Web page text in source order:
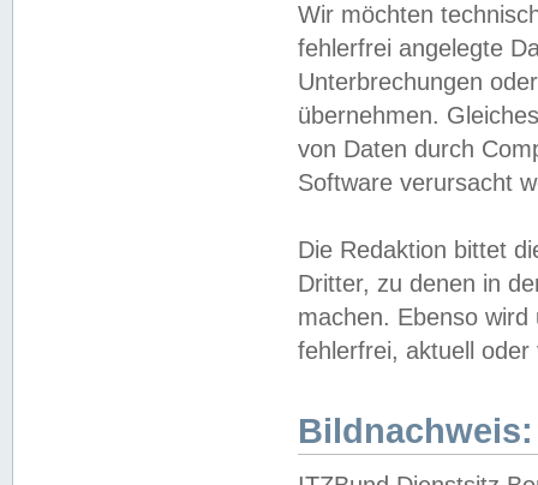
Wir möchten
fehlerfrei angelegte
Unterbrechungen
übernehmen.
von Daten durch
Software verursacht
Die Redaktion bittet
Dritter, zu denen in
machen. Ebenso
fehlerfrei, aktuell oder
Bildnachweis: